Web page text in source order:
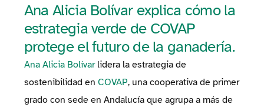
Ana Alicia Bolívar explica cómo la
estrategia verde de COVAP
protege el futuro de la ganadería.
Ana Alicia Bolívarlidera la estrategia de
sostenibilidad en COVAP, una cooperativa de primer
grado con sede en Andalucía que agrupa a más de